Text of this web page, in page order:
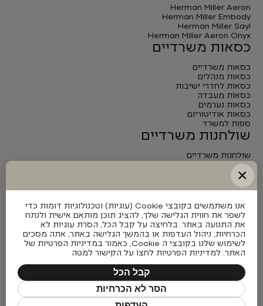
Herman Miller Aeron
Herman Miller Embody
Herman Miller Sayl
Herman Miller Aeron Onyx
כסאות משרדיים
כסאות משרדיים
כסאות מנהלים
כסאות לחדרי ישיבות
כסאות מעבדה
כסאות נערמים
כסאות אודיטוריום
ספות למשרד
שולחנות משרדיים
שולחנות משרדיים
שולחנות מנהלים
שולחנות לחדרי ישיבות
שולחנות מתכווננים חשמליים
×
אנו משתמשים בקובצי Cookie (עוגיות) וטכנולוגיות דומות כדי
לשפר את חווית הגלישה שלך, להציג תוכן מותאם אישית ולנתח
את התנועה באתר. בלחיצה על קבל הכל, הסרת עוגיות לא
הכרחיות, ניהול העדפות או בהמשך הגלישה באתר, אתה מסכים
לשימוש שלנו בקובצי ה Cookie, כאמור במדיניות הפרטיות של
האתר. למדיניות הפרטיות לחצו על הקישור למטה
קבל הכל
הסר לא הכרחיות